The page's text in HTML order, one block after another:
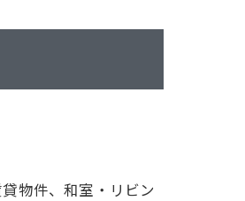
物件、和室・リビン